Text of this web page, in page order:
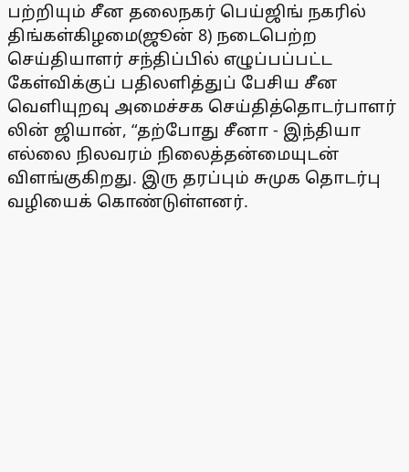
பற்றியும் சீன தலைநகர் பெய்ஜிங் நகரில்
திங்கள்கிழமை(ஜூன் 8) நடைபெற்ற
செய்தியாளர் சந்திப்பில் எழுப்பப்பட்ட
கேள்விக்குப் பதிலளித்துப் பேசிய சீன
வெளியுறவு அமைச்சக செய்தித்தொடர்பாளர்
லின் ஜியான், “தற்போது சீனா - இந்தியா
எல்லை நிலவரம் நிலைத்தன்மையுடன்
விளங்குகிறது. இரு தரப்பும் சுமுக தொடர்பு
வழியைக் கொண்டுள்ளனர்.